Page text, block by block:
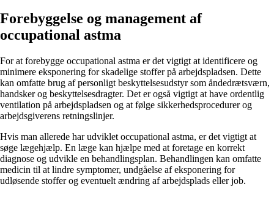
Forebyggelse og management af
occupational astma
For at forebygge occupational astma er det vigtigt at identificere og
minimere eksponering for skadelige stoffer på arbejdspladsen. Dette
kan omfatte brug af personligt beskyttelsesudstyr som åndedrætsværn,
handsker og beskyttelsesdragter. Det er også vigtigt at have ordentlig
ventilation på arbejdspladsen og at følge sikkerhedsprocedurer og
arbejdsgiverens retningslinjer.
Hvis man allerede har udviklet occupational astma, er det vigtigt at
søge lægehjælp. En læge kan hjælpe med at foretage en korrekt
diagnose og udvikle en behandlingsplan. Behandlingen kan omfatte
medicin til at lindre symptomer, undgåelse af eksponering for
udløsende stoffer og eventuelt ændring af arbejdsplads eller job.